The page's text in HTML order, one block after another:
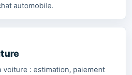
automobile.
voiture : estimation, paiement